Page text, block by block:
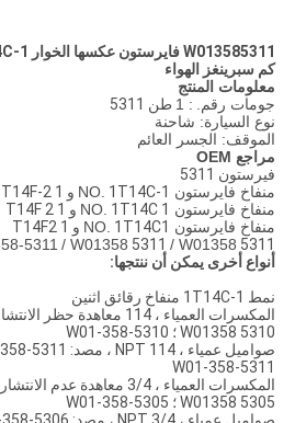
كم سبرينغز الهواء
معلومات المنتج
جومات رقم. : 1
طن 5311
نوع السيارة: شاحنة
الموقف: الجسر العائم
مراجع OEM
فيرستون
منفاخ فايرستون NO. 1T14C-1 و 1 T14F-2
منفاخ فايرستون NO. 1T14C 1 و 1 T14F 2
منفاخ فايرستون NO. 1T14C1 و 1 T14F2
5311 / W01358 5311/ W01358 5311
أنواع أخرى يمكن أن ننتجها:
نمط 1T14C-1 منفاخ رقائق اثنين
W01358 5310 ؛ W01-358-5310
W01-358-5311
W01358 5305 ؛ W01-358-5305